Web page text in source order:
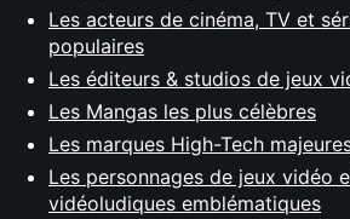
Les acteurs de cinéma, TV et
populaires
Les éditeurs & studios de jeux
Les Mangas les plus célèbres
Les marques High-Tech
Les personnages de jeux vidéo
vidéoludiques emblématiques